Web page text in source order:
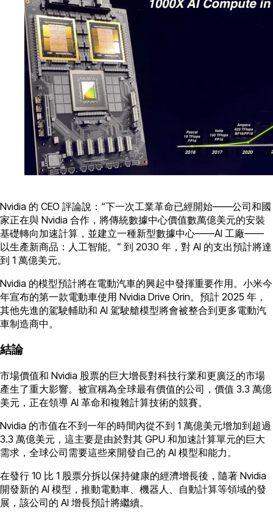
Nvidia 的 CEO 評論說：“下一次工業革命已經開始——公司和國
家正在與 Nvidia 合作，將傳統數據中心價值數萬億美元的安裝
基礎轉向加速計算，並建立一種新型數據中心——AI 工廠——
以生產新商品：人工智能。” 到 2030 年，對 AI 的支出預計將達
到 1 萬億美元。
Nvidia 的模型預計將在電動汽車的興起中發揮重要作用。小米今
年宣布的第一款電動車使用 Nvidia Drive Orin。預計 2025 年，
其他先進的駕駛輔助和 AI 駕駛艙模型將會被整合到更多電動汽
車制造商中。
結論
市場價值和 Nvidia 股票的巨大增長對科技行業和更廣泛的市場
產生了重大影響。被宣稱為全球最有價值的公司，價值 3.3 萬億
美元，正在領導 AI 革命和複雜計算技術的競賽。
Nvidia 的市值在不到一年的時間內從不到 1 萬億美元增加到超過
3.3 萬億美元，這主要是由於對其 GPU 和加速計算單元的巨大
需求，全球公司需要這些來開發自己的 AI 模型和能力。
在發行 10 比 1 股票分拆以保持健康的經濟增長後，隨著 Nvidia
開發新的 AI 模型，推動電動車、機器人、自動計算等領域的發
展，該公司的 AI 增長預計將繼續。